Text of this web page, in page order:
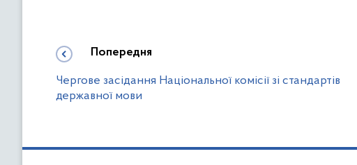
Попередня
Чергове засідання Національної комісії зі стандартів
державної мови